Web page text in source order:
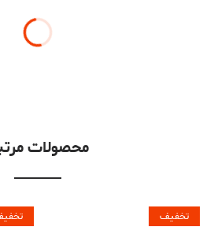
محصولات
تخفیف